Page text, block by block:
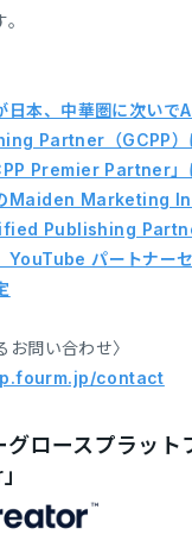
本、中華圏に次いで
Partner（GCPP）
Premier Partner」
Maiden Marketing
Publishing
パートナーセ
お問い合わせ〉
contact
グロースプラット